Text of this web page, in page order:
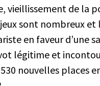
vieillissement de la
sont nombreux et
en faveur d’une
légitime et
nouvelles places